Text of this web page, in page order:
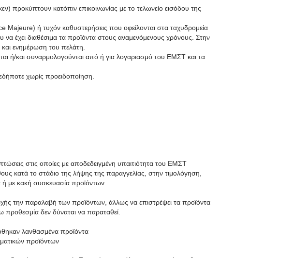
κατόπιν επικοινωνίας με το τελωνείο εισόδου της
Majeure) ή τυχόν καθυστερήσεις που οφείλονται στα ταχυδρομεία
έχει διαθέσιμα τα προϊόντα στους αναμενόμενους χρόνους. Στην
ενημέρωση του πελάτη.
ή/και συναρμολογούνται από ή για λογαριασμό του ΕΜΣΤ και τα
χωρίς προειδοποίηση.
στις οποίες με αποδεδειγμένη υπαιτιότητα του ΕΜΣΤ
κατά το στάδιο της λήψης της παραγγελίας, στην τιμολόγηση,
με κακή συσκευασία προϊόντων.
την παραλαβή των προϊόντων, άλλως να επιστρέψει τα προϊόντα
δεν δύναται να παραταθεί.
λανθασμένα προϊόντα
προϊόντων